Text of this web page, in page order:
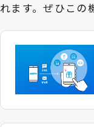
れます。ぜひこの